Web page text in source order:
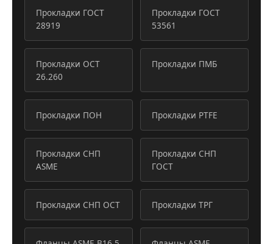
Прокладки ГОСТ
28919
Прокладки ГОСТ
53561
Прокладки ОСТ
26.260
Прокладки ПМБ
Прокладки ПОН Прокладки PTFE
Прокладки СНП
ASME
Прокладки СНП
ГОСТ
Прокладки СНП ОСТ Прокладки ТРГ